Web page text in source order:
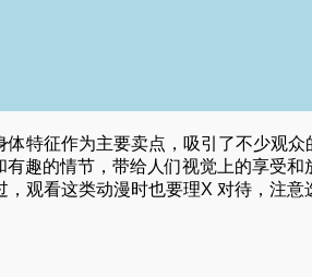
体特征作为主要卖点，吸引了不少观众
有趣的情节，带给人们视觉上的享受和
，观看这类动漫时也要理X 对待，注意